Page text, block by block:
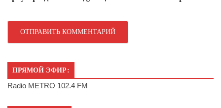
ПРЯМОЙ ЭФИР:
Radio METRO 102.4 FM